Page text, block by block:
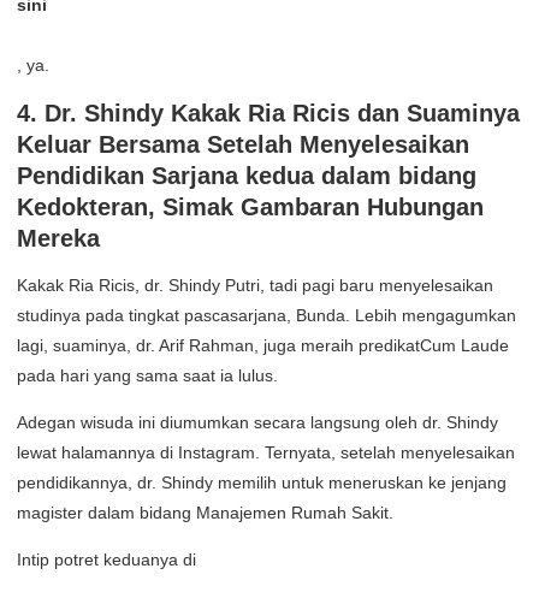
sini
, ya.
4. Dr. Shindy Kakak Ria Ricis dan Suaminya
Keluar Bersama Setelah Menyelesaikan
Pendidikan Sarjana kedua dalam bidang
Kedokteran, Simak Gambaran Hubungan
Mereka
Kakak Ria Ricis, dr. Shindy Putri, tadi pagi baru menyelesaikan
studinya pada tingkat pascasarjana, Bunda. Lebih mengagumkan
lagi, suaminya, dr. Arif Rahman, juga meraih predikatCum Laude
pada hari yang sama saat ia lulus.
Adegan wisuda ini diumumkan secara langsung oleh dr. Shindy
lewat halamannya di Instagram. Ternyata, setelah menyelesaikan
pendidikannya, dr. Shindy memilih untuk meneruskan ke jenjang
magister dalam bidang Manajemen Rumah Sakit.
Intip potret keduanya di